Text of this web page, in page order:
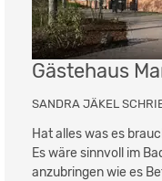
Gästehaus
SANDRA JÄKEL
Hat alles was es
Es wäre sinnvoll im
anzubringen wie es